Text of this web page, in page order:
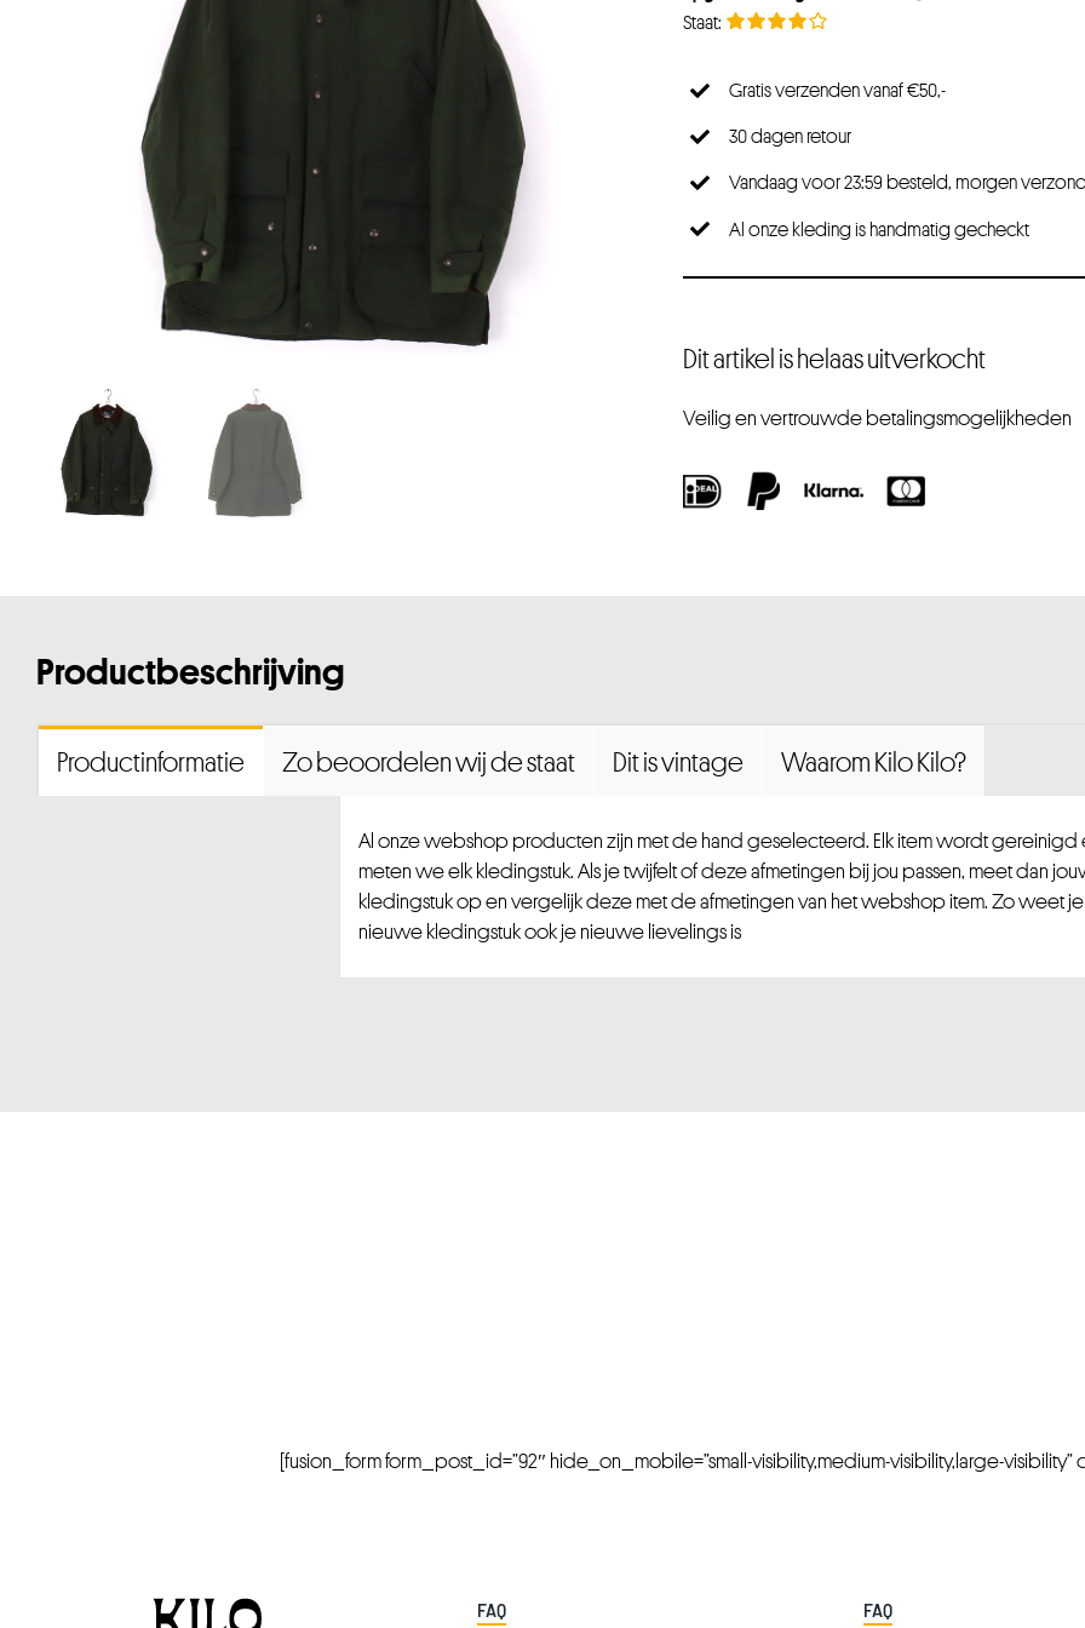
Gratis verzenden vanaf €50,-
30 dagen retour
Vandaag voor 23:59 besteld, morgen
Al onze kleding is handmatig gecheckt
Dit artikel is helaas uitverkocht
Veilig en vertrouwde betalingsmogelijkheden
Productbeschrijving
Productinformatie Zo beoordelen wij de staat Dit is vintage Waarom Kilo Kilo?
Al onze webshop producten zijn met de hand geselecteerd. Elk item wordt gereinigd
meten we elk kledingstuk. Als je twijfelt of deze afmetingen bij jou passen, meet dan
kledingstuk op en vergelijk deze met de afmetingen van het webshop item. Zo weet
nieuwe kledingstuk ook je nieuwe lievelings is
[fusion_form form_post_id=”92″ hide_on_mobile=”small-visibility,medium-visibility,large-visibility”
FAQ FAQ